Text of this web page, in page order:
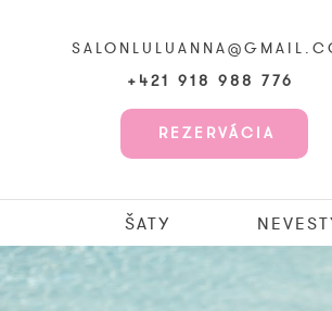
+421 918 988 776
REZERVÁCIA
ŠATY